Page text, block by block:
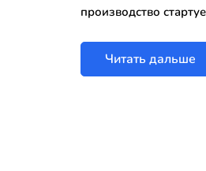
производство
Читать дальше